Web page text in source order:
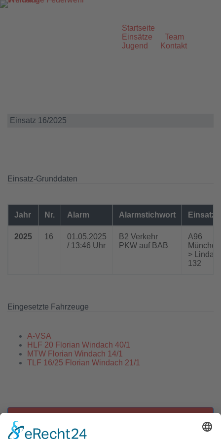
Zum
Startseite
Einsätze
Team
Jugend
Kontakt
Einsatz 16/2025
Einsatz-Grunddaten
Jahr Nr. Alarm Alarmstichwort
2025 16
01.05.2025
/ 13:46 Uhr
B2 Verkehr
PKW auf BAB
A96
München
> Lindau
132
Eingesetzte Fahrzeuge
A-VSA
HLF 20 Florian Windach 40/1
MTW Florian Windach 14/1
TLF 16/25 Florian Windach 21/1